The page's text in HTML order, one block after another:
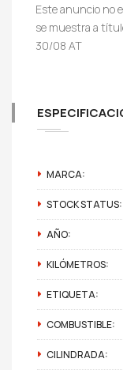
Este anuncio no
se muestra a
30/08 AT
MARCA:
STOCK STATUS:
AÑO:
KILÓMETROS:
ETIQUETA:
COMBUSTIBLE:
CILINDRADA: